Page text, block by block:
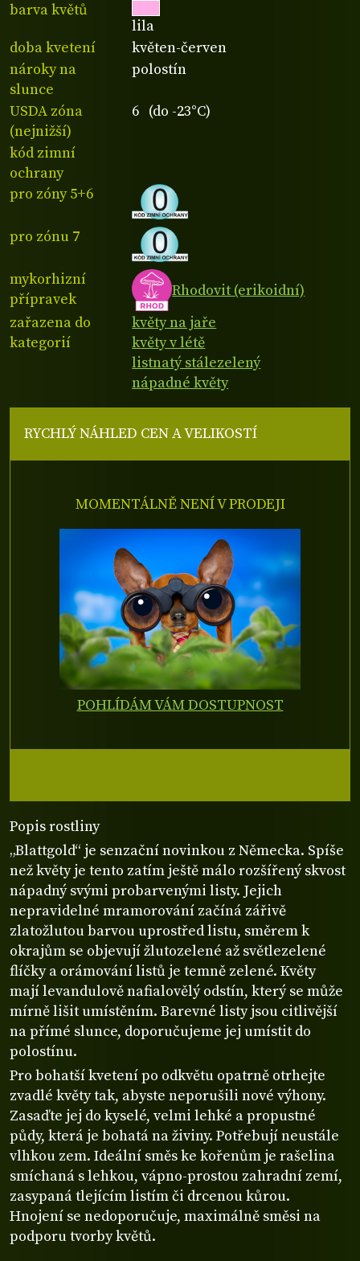
barva květů
lila
doba kvetení
květen-červen
nároky na
slunce
polostín
USDA zóna
(nejnižší)
6 (do -23°C)
kód zimní
ochrany
pro zóny 5+6
pro zónu 7
mykorhizní
přípravek
Rhodovit (erikoidní)
zařazena do
kategorií
květy na jaře
květy v létě
listnatý stálezelený
nápadné květy
Popis rostliny
„Blattgold“ je senzační novinkou z Německa. Spíše
než květy je tento zatím ještě málo rozšířený skvost
nápadný svými probarvenými listy. Jejich
nepravidelné mramorování začíná zářivě
zlatožlutou barvou uprostřed listu, směrem k
okrajům se objevují žlutozelené až světlezelené
flíčky a orámování listů je temně zelené. Květy
mají levandulově nafialovělý odstín, který se může
mírně lišit umístěním. Barevné listy jsou citlivější
na přímé slunce, doporučujeme jej umístit do
polostínu.
Pro bohatší kvetení po odkvětu opatrně otrhejte
zvadlé květy tak, abyste neporušili nové výhony.
Zasaďte jej do kyselé, velmi lehké a propustné
půdy, která je bohatá na živiny. Potřebují neustále
vlhkou zem. Ideální směs ke kořenům je rašelina
smíchaná s lehkou, vápno-prostou zahradní zemí,
zasypaná tlejícím listím či drcenou kůrou.
Hnojení se nedoporučuje, maximálně směsi na
podporu tvorby květů.
RYCHLÝ NÁHLED CEN A VELIKOSTÍ
MOMENTÁLNĚ NENÍ V PRODEJI
POHLÍDÁM VÁM DOSTUPNOST